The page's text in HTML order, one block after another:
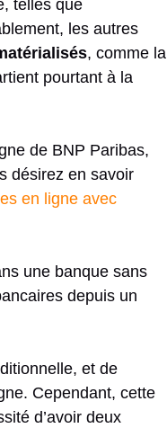
telles que
les autres
, comme la
pourtant à la
de BNP Paribas,
désirez en savoir
en ligne avec
une banque sans
depuis un
et de
Cependant, cette
d’avoir deux